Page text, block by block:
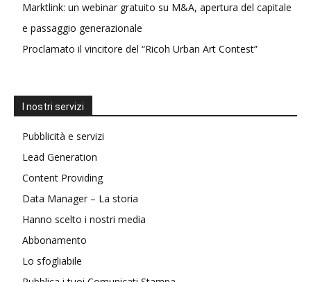
Marktlink: un webinar gratuito su M&A, apertura del capitale
e passaggio generazionale
Proclamato il vincitore del “Ricoh Urban Art Contest”
I nostri servizi
Pubblicità e servizi
Lead Generation
Content Providing
Data Manager – La storia
Hanno scelto i nostri media
Abbonamento
Lo sfogliabile